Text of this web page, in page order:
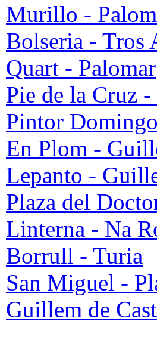
Murillo -
Bolseria - Tros
Quart - Palomar
Pie de la Cruz
Pintor
En Plom -
Lepanto -
Plaza del
Linterna - Na
Borrull - Turia
San Miguel -
Guillem de